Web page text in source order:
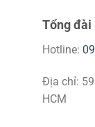
Tổng đài
Hotline:
Địa chỉ:
HCM